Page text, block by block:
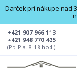
Darček pri nákupe nad
+421 948 770 425
+421 907 966 113
(Po-Pia, 8-18 hod.)